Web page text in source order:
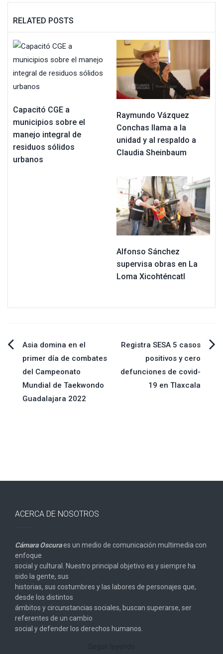
RELATED POSTS
Capacitó CGE a
municipios sobre el
manejo integral de
residuos sólidos
urbanos
Raymundo Vázquez
Conchas llama a la
unidad y al respaldo a
Claudia Sheinbaum
Alfonso Sánchez
supervisa obras en La
Loma Xicohténcatl
Navegación
de
entradas
Asia domina en el
primer día de combates
del Campeonato
Mundial de Taekwondo
Guadalajara 2022
Registra SESA 5 casos
positivos y cero
defunciones de covid-
19 en Tlaxcala
ACERCA DE NOSOTROS
Cámara Oscuraes un medio de comunicación multimedia con
enfoque
social y cultural. Nuestro principal objetivo es y siempre ha
sido la gente, sus
historias, sus costumbres y las labores de personajes que,
desde los distintos
ámbitos y circunstancias sociales, buscan superarse, ser
referentes de un cambio
social y defender los derechos humanos.